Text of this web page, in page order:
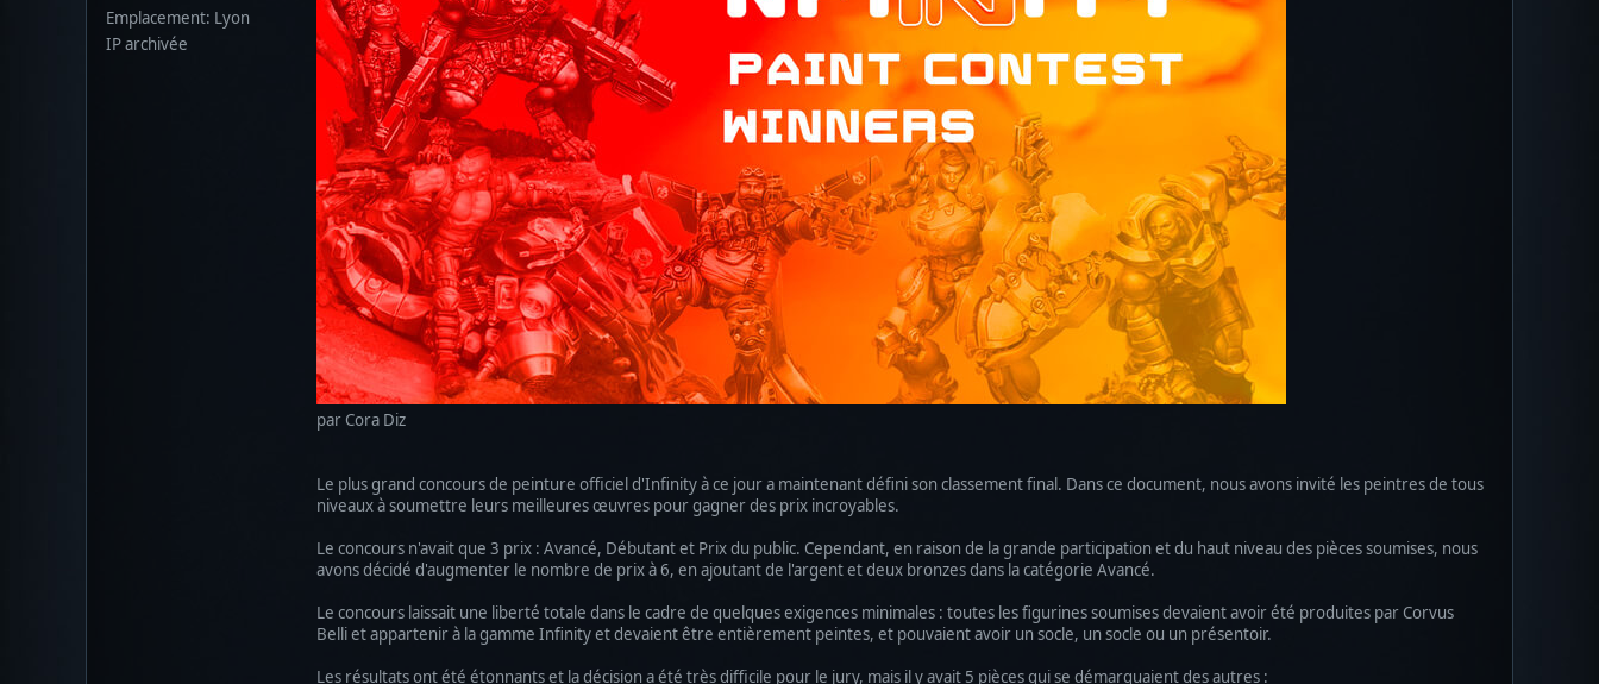
Emplacement: Lyon
IP archivée
par Cora Diz
Le plus grand concours de peinture officiel d'Infinity à ce jour a maintenant défini son classement final. Dans ce document, nous avons invité les peintres de tous
niveaux à soumettre leurs meilleures œuvres pour gagner des prix incroyables.
Le concours n'avait que 3 prix : Avancé, Débutant et Prix du public. Cependant, en raison de la grande participation et du haut niveau des pièces soumises, nous
avons décidé d'augmenter le nombre de prix à 6, en ajoutant de l'argent et deux bronzes dans la catégorie Avancé.
Le concours laissait une liberté totale dans le cadre de quelques exigences minimales : toutes les figurines soumises devaient avoir été produites par Corvus
Belli et appartenir à la gamme Infinity et devaient être entièrement peintes, et pouvaient avoir un socle, un socle ou un présentoir.
Les résultats ont été étonnants et la décision a été très difficile pour le jury, mais il y avait 5 pièces qui se démarquaient des autres :